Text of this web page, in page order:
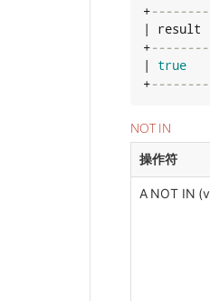
+
| result
+
| true
+
NOT IN
操作符
A NOT IN